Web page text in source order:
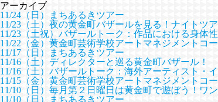
アーカイブ
11/24（日）まちあるきツアー
11/23（土）夜の黄金町バザールを見る！ナイトツ
11/23（土祝）バザールトーク：作品における身体性
11/22（金）黄金町芸術学校アートマネジメントコ
11/17（日）まちあるきツアー
11/16（土）ディレクターと巡る黄金町バザール！
11/16（土）バザールトーク：海外アーティスト・
11/15（金）黄金町芸術学校アートマネジメントコ
11/10（日）毎月第２日曜日は黄金町で遊ぼう！ワ
11/10（日）まちあるきツアー